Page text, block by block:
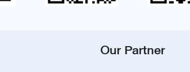
Our Partner